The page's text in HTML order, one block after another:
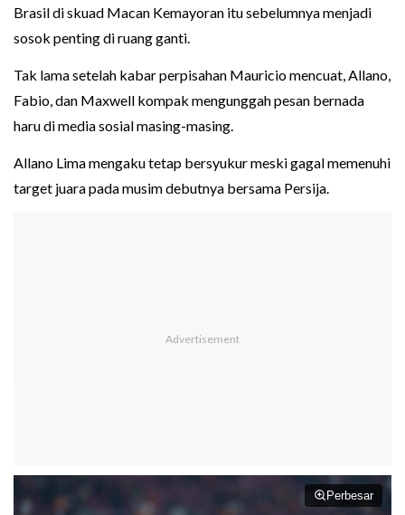
Brasil di skuad Macan Kemayoran itu sebelumnya menjadi
sosok penting di ruang ganti.
Tak lama setelah kabar perpisahan Mauricio mencuat, Allano,
Fabio, dan Maxwell kompak mengunggah pesan bernada
haru di media sosial masing-masing.
Allano Lima mengaku tetap bersyukur meski gagal memenuhi
target juara pada musim debutnya bersama Persija.
Perbesar